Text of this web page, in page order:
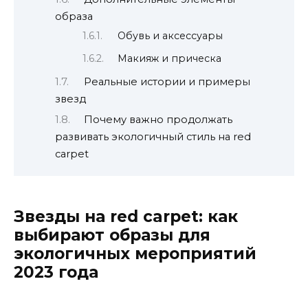
образа
Обувь и аксессуары
Макияж и прическа
Реальные истории и примеры
звезд
Почему важно продолжать
развивать экологичный стиль на red
carpet
Звезды на red carpet: как
выбирают образы для
экологичных мероприятий
2023 года